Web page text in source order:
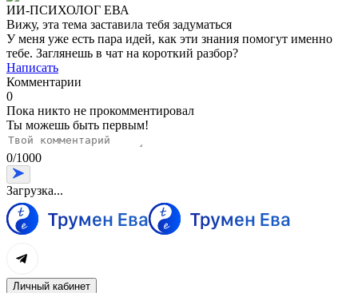
ИИ-ПСИХОЛОГ ЕВА
Вижу, эта тема заставила тебя задуматься
У меня уже есть пара идей, как эти знания помогут именно
тебе. Заглянешь в чат на короткий разбор?
Написать
Комментарии
0
Пока никто не прокомментировал
Ты можешь быть первым!
0/1000
Загрузка...
Личный кабинет